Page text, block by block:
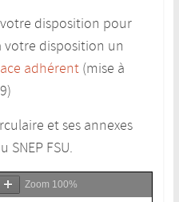
disposition pour
disposition un
adhérent(mise à
et ses annexes
SNEP FSU.
Zoom 100%